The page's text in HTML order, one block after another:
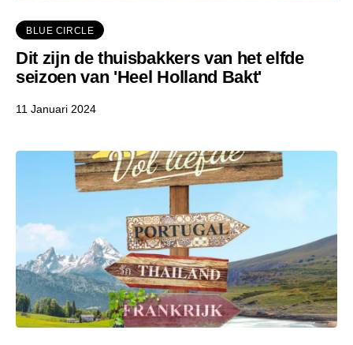
BLUE CIRCLE
Dit zijn de thuisbakkers van het elfde
seizoen van 'Heel Holland Bakt'
11 Januari 2024